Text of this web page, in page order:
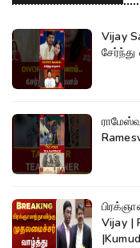
Vijay
Vijay |